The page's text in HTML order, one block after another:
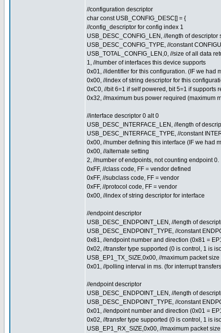
//configuration descriptor
char const USB_CONFIG_DESC[] = {
//config_descriptor for config index 1
USB_DESC_CONFIG_LEN, //length of descriptor
USB_DESC_CONFIG_TYPE, //constant
USB_TOTAL_CONFIG_LEN,0, //size of all data
1, //number of interfaces this device supports
0x01, //identifier for this configuration. (IF we had
0x00, //index of string descriptor for this
0xC0, //bit 6=1 if self powered, bit 5=1 if supports
0x32, //maximum bus power required (maximum
//interface descriptor 0 alt 0
USB_DESC_INTERFACE_LEN, //length of
USB_DESC_INTERFACE_TYPE, //constant
0x00, //number defining this interface (IF we had
0x00, //alternate setting
2, //number of endpoints, not counting endpoint 0.
0xFF, //class code, FF = vendor defined
0xFF, //subclass code, FF = vendor
0xFF, //protocol code, FF = vendor
0x00, //index of string descriptor for interface
//endpoint descriptor
USB_DESC_ENDPOINT_LEN, //length of
USB_DESC_ENDPOINT_TYPE, //constant
0x81, //endpoint number and direction (0x81 =
0x02, //transfer type supported (0 is control, 1 is
USB_EP1_TX_SIZE,0x00, //maximum packet
0x01, //polling interval in ms. (for interrupt
//endpoint descriptor
USB_DESC_ENDPOINT_LEN, //length of
USB_DESC_ENDPOINT_TYPE, //constant
0x01, //endpoint number and direction (0x01 =
0x02, //transfer type supported (0 is control, 1 is
USB_EP1_RX_SIZE,0x00, //maximum packet